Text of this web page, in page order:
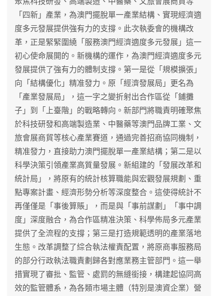
「四新」產業，為澳門擺脫單一產業結構、實現經濟適
度多元發展提供強有力的支撐。此次執委會的機構改
革，正是緊緊圍繞「服務澳門經濟適度多元發展」這一
初心使命展開的。新機構的運作，為澳門經濟適度多元
發展提供了強有力的體制支撐。第一是從「規模擴張」
向「結構優化」精准發力。原「經濟發展局」更名為
「產業發展局」，這一字之變折射出合作區從「鋪攤
子」到「上臺階」的戰略轉向。新部門將職責明確聚焦
於科技研發和高端製造業、中醫藥等澳門品牌工業、文
旅會展商貿等核心產業賽道，通過完善招商協同機制，
精准發力，直接助力澳門擺脫單一產業結構；第二是以
科學決策引領產業高質量發展。新組建的「發展改革和
統計局」，將原有的統計核算職能與宏觀發展規劃、重
點專案計畫、經濟形勢分析等深度整合。這使得統計不
再僅僅是「事後算賬」，而是與「事前謀劃」「事中調
度」深度融合，為合作區精准決策、科學佈局多元產業
提供了全流程的支撐；第三是打造規範透明的產業落地
生態。改革調整了綜合執法權責配置，將原商事服務局
的部分行政執法職責劃歸各對應業務主管部門。這一舉
措實現了審批、監管、處罰的無縫銜接，構建起協同高
效的監管體系，為各類市場主體（特別是澳資企業）營